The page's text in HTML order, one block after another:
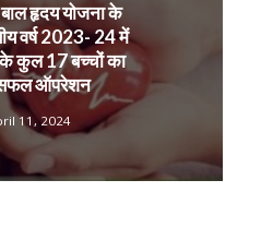
हृदय योजना के
वर्ष 2023- 24 में
कुल 17 बच्चों का
ऑपरेशन
11, 2024